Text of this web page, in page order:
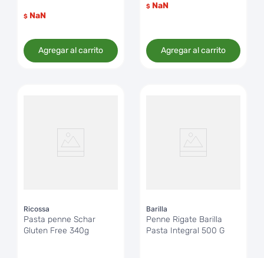
$ NaN
Agregar al carrito
$ NaN
Agregar al carrito
Ricossa
Pasta penne Schar
Gluten Free 340g
Barilla
Penne Rigate Barilla
Pasta Integral 500 G